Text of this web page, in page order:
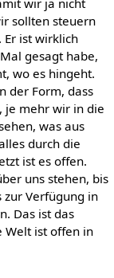
wir ja nicht
sollten steuern
Er ist wirklich
gesagt habe,
wo es hingeht.
der Form, dass
je mehr wir in die
was aus
durch die
ist es offen.
uns stehen, bis
zur Verfügung in
Das ist das
Welt ist offen in